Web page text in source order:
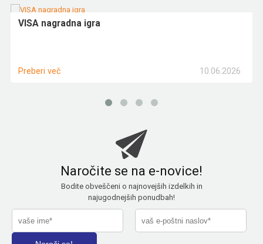
VISA nagradna igra
10.06.2026
Preberi več
Naročite se na e-novice!
Bodite obveščeni o najnovejših izdelkih in
najugodnejših ponudbah!